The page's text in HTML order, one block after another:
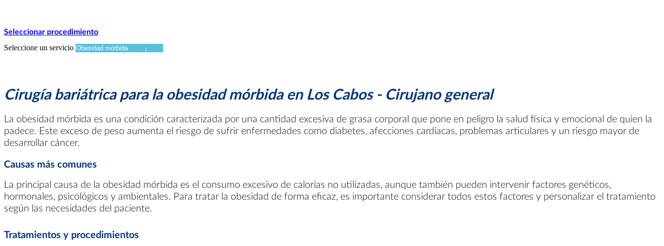
Seleccionar procedimiento
Seleccione un servicio
Cirugía bariátrica para la obesidad mórbida en Los Cabos - Cirujano general
La obesidad mórbida es una condición caracterizada por una cantidad excesiva de grasa corporal que pone en peligro la salud física y emocional de quien la
padece. Este exceso de peso aumenta el riesgo de sufrir enfermedades como diabetes, afecciones cardíacas, problemas articulares y un riesgo mayor de
desarrollar cáncer.
Causas más comunes
La principal causa de la obesidad mórbida es el consumo excesivo de calorías no utilizadas, aunque también pueden intervenir factores genéticos,
hormonales, psicológicos y ambientales. Para tratar la obesidad de forma eficaz, es importante considerar todos estos factores y personalizar el tratamiento
según las necesidades del paciente.
Tratamientos y procedimientos